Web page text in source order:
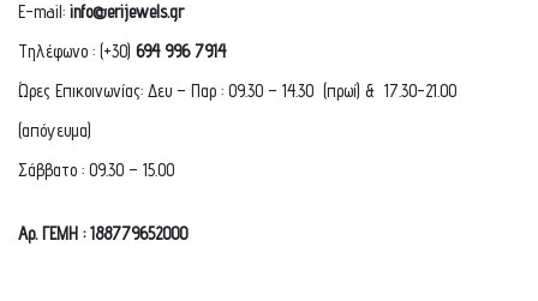
E-mail: info@erijewels.gr
Τηλέφωνο : (+30) 694 996 7914
Ώρες Επικοινωνίας: Δευ – Παρ : 09.30 – 14.30 (πρωί) & 17.30-21.00
(απόγευμα)
Σάββατο : 09.30 – 15.00
Αρ. ΓΕΜΗ : 188779652000